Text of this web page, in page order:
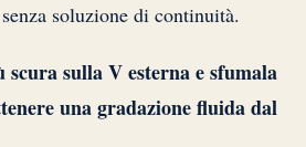
soluzione di continuità.
sulla V esterna e sfumala
una gradazione fluida dal